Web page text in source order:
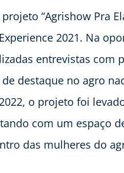
“Agrishow Pra
2021. Na
entrevistas com
destaque no agro
o projeto foi
com um espaço
das mulheres do